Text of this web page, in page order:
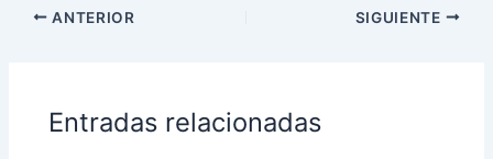
ANTERIOR SIGUIENTE
Entradas relacionadas